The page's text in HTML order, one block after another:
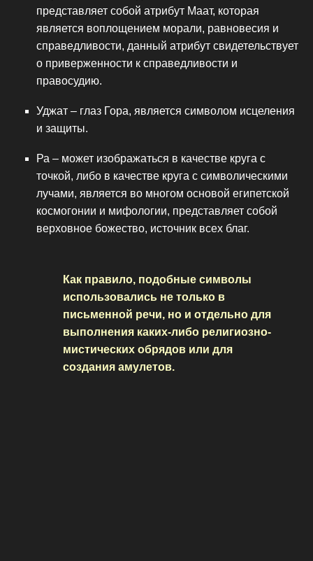
представляет собой атрибут Маат, которая
является воплощением морали, равновесия и
справедливости, данный атрибут свидетельствует
о приверженности к справедливости и
правосудию.
Уджат – глаз Гора, является символом исцеления
и защиты.
Ра – может изображаться в качестве круга с
точкой, либо в качестве круга с символическими
лучами, является во многом основой египетской
космогонии и мифологии, представляет собой
верховное божество, источник всех благ.
Как правило, подобные символы
использовались не только в
письменной речи, но и отдельно для
выполнения каких-либо религиозно-
мистических обрядов или для
создания амулетов.